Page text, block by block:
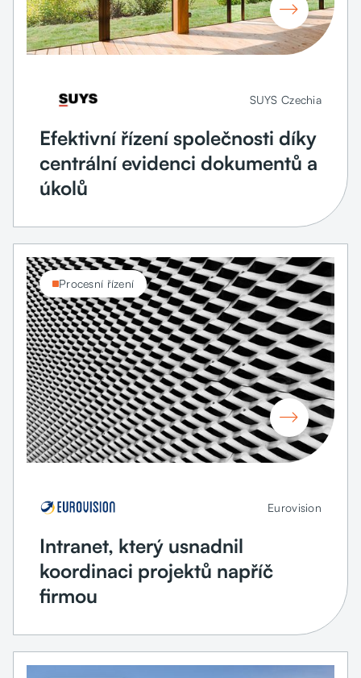

SUYS Czechia
Efektivní řízení společnosti díky
centrální evidenci dokumentů a
úkolů
Procesní řízení

Eurovision
Intranet, který usnadnil
koordinaci projektů napříč
firmou